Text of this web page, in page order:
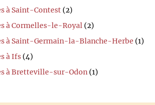
à Saint-Contest (2)
à Cormelles-le-Royal (2)
à Saint-Germain-la-Blanche-Herbe (1)
à Ifs (4)
à Bretteville-sur-Odon (1)